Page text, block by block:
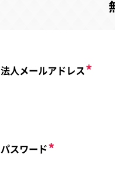
法人メールアドレス
パスワード